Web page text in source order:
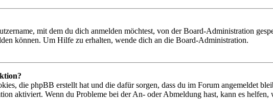
mit dem du dich anmelden möchtest, von der Board-Administration
können. Um Hilfe zu erhalten, wende dich an die Board-Administration.
die phpBB erstellt hat und die dafür sorgen, dass du im Forum angemeldet
aktiviert. Wenn du Probleme bei der An- oder Abmeldung hast, kann es